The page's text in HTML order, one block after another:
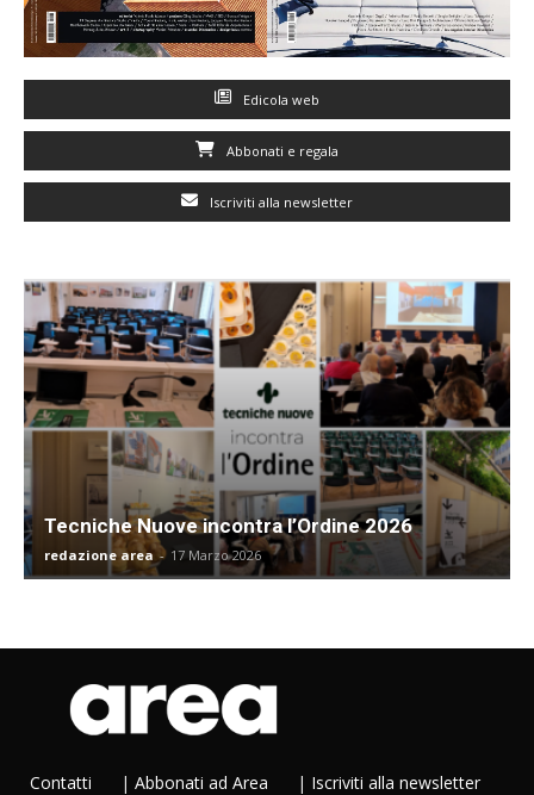
Edicola web
Abbonati e regala
Iscriviti alla newsletter
Tecniche Nuove incontra l’Ordine 2026
redazione area - 17 Marzo 2026
Contatti | Abbonati ad Area | Iscriviti alla newsletter